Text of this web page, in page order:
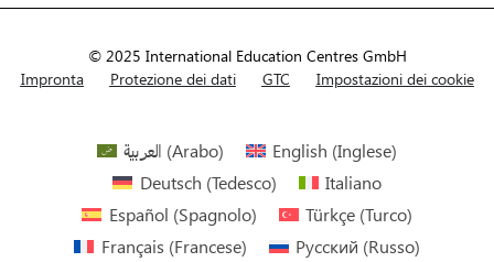
© 2025 International Education Centres GmbH
Impronta
Protezione dei dati GTC Impostazioni dei cookie
العربية (Arabo) English (Inglese)
Deutsch (Tedesco)
Italiano
Español (Spagnolo) Türkçe(Turco)
Français (Francese) Русский (Russo)